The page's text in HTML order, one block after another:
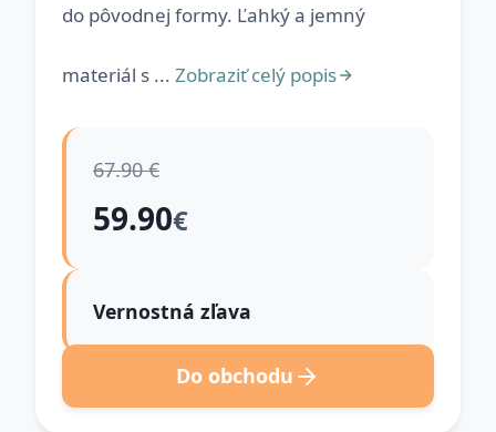
do pôvodnej formy. Ľahký a jemný
materiál s ... Zobraziť celý popis
67.90 €
59.90€
Vernostná zľava
Do obchodu